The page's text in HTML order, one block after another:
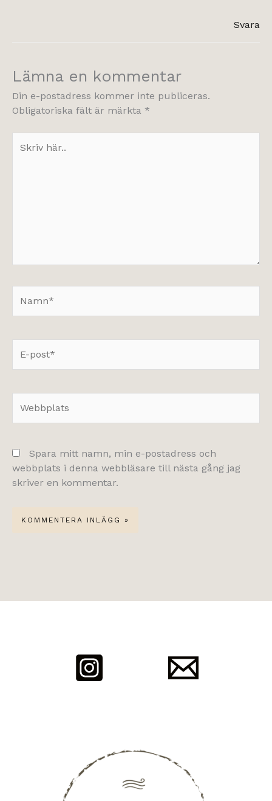
Svara
Lämna en kommentar
Din e-postadress kommer inte publiceras.
Obligatoriska fält är märkta *
här..
post*
Spara mitt namn, min e-postadress och
webbplats i denna webbläsare till nästa gång jag
skriver en kommentar.